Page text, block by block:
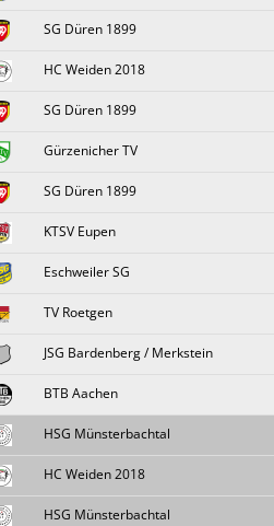
SG Düren 1899
HC Weiden 2018
SG Düren 1899
Gürzenicher TV
SG Düren 1899
KTSV Eupen
Eschweiler SG
TV Roetgen
JSG Bardenberg / Merkstein
BTB Aachen
HSG Münsterbachtal
HC Weiden 2018
HSG Münsterbachtal